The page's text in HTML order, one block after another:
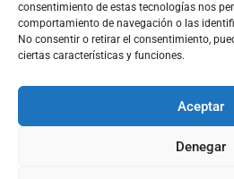
consentimiento de estas tecnologías nos
comportamiento de navegación o las
No consentir o retirar el consentimiento,
ciertas características y funciones.
Aceptar
Denegar